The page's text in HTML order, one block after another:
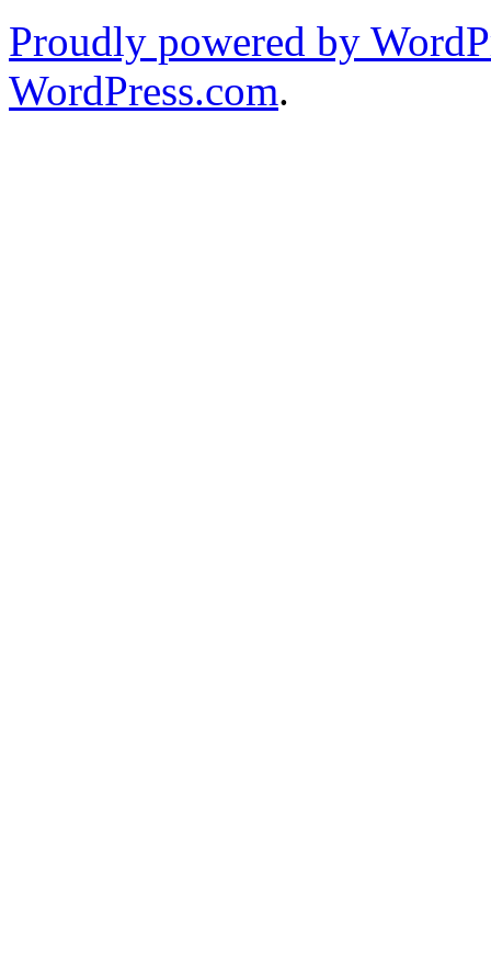
Proudly powered by
WordPress.com.